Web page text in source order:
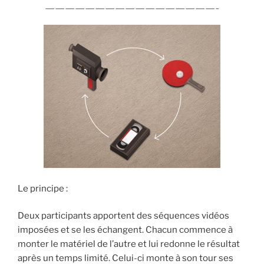
—————————————————-
Le principe :
Deux participants apportent des séquences vidéos
imposées et se les échangent. Chacun commence à
monter le matériel de l’autre et lui redonne le résultat
après un temps limité. Celui-ci monte à son tour ses